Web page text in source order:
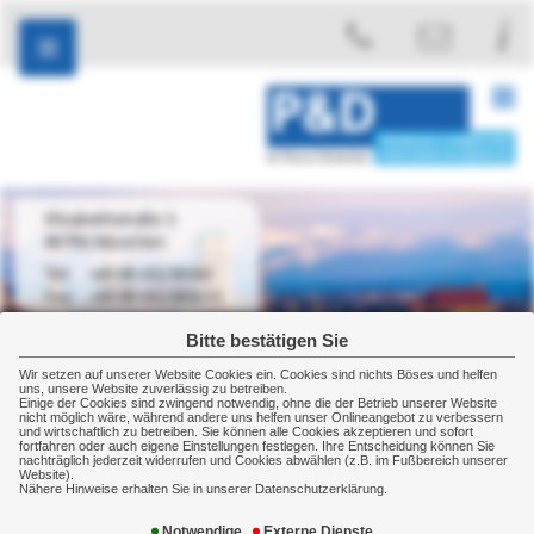
Bitte bestätigen Sie
Wir setzen auf unserer Website Cookies ein. Cookies sind nichts Böses und helfen
uns, unsere Website zuverlässig zu betreiben.
Einige der Cookies sind zwingend notwendig, ohne die der Betrieb unserer Website
nicht möglich wäre, während andere uns helfen unser Onlineangebot zu verbessern
und wirtschaftlich zu betreiben. Sie können alle Cookies akzeptieren und sofort
fortfahren oder auch eigene Einstellungen festlegen. Ihre Entscheidung können Sie
nachträglich jederzeit widerrufen und Cookies abwählen (z.B. im Fußbereich unserer
Website).
Nähere Hinweise erhalten Sie in unserer Datenschutzerklärung.
Elisabethstraße 3
80796 München
+49 89 45238560
+49 89 452385610
Service Themen
Themen
vertiefende Informationsseiten erstellt, die Nutzen und